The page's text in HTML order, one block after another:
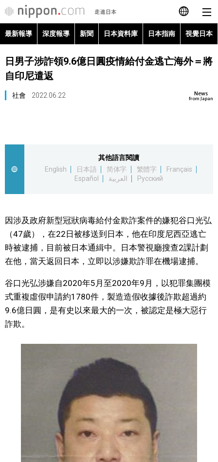
日本語
English
最新報導
視覺日本
臺灣香港
更多
人物訪談
日本入門
official SNS
最新報導 深度報導 新聞 日本資料庫 日本指南 視覺日本
日男子涉詐領9.6億日圓疫情給付金逃亡海外＝將
自印尼遣返
News
from Japan
社會 2022.06.22
其他語言閱讀
English
日本語 简体字 繁體字
Français
Español
العربية Русский
因涉及政府新型冠狀病毒給付金欺詐案件的嫌犯谷口光弘
（47歲），在22日被移送到日本，他在印度尼西亞逃亡
時被逮捕，目前被日本通緝中。日本警視廳搜查2課計劃
在他，當天返回日本，立即以涉嫌欺詐罪在機場逮捕。
谷口光弘涉嫌自2020年5月至2020年9月，以犯罪集團模
式重複虛假申請約1780件，製造造假收據後詐欺超過約
9.6億日圓，是有史以來最大的一次，被認定是極大惡行
詐欺。